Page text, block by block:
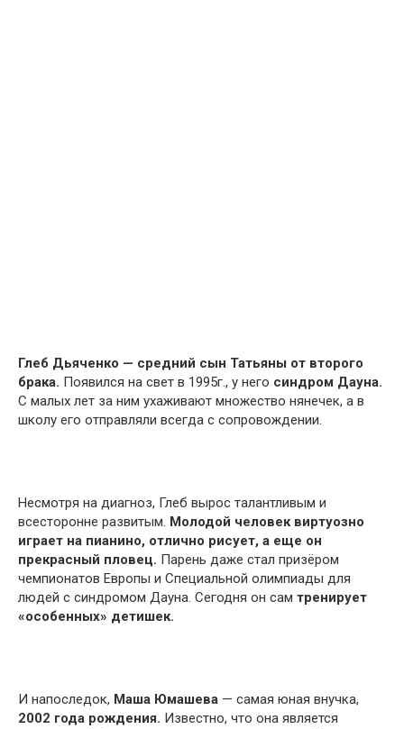
Глеб Дьяченко — средний сын Татьяны от второго
брака. Появился на свет в 1995г., у него синдром Дауна.
С малых лет за ним ухаживают множество нянечек, а в
школу его отправляли всегда с сопровождении.
Несмотря на диагноз, Глеб вырос талантливым и
всесторонне развитым. Молодой человек виртуозно
играет на пианино, отлично рисует, а еще он
прекрасный пловец. Парень даже стал призёром
чемпионатов Европы и Специальной олимпиады для
людей с синдромом Дауна. Сегодня он сам тренирует
«особенных» детишек.
И напоследок, Маша Юмашева — самая юная внучка,
2002 года рождения. Известно, что она является